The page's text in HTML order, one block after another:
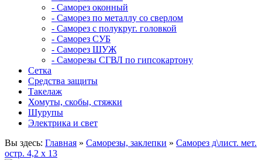
- Саморез оконный
- Саморез по металлу со сверлом
- Саморез с полукруг. головкой
- Саморез СУБ
- Саморез ШУЖ
- Саморезы СГВЛ по гипсокартону
Сетка
Средства защиты
Такелаж
Хомуты, скобы, стяжки
Шурупы
Электрика и свет
Вы здесь: Главная » Саморезы, заклепки » Саморез д\лист. мет.
остр. 4,2 х 13